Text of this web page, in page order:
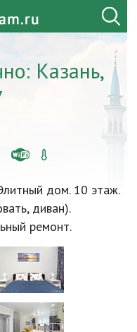
Казань,
дом. 10 этаж.
диван).
ремонт.